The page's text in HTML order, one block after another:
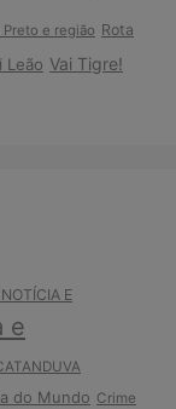
Preto e região Rota
Leão Vai Tigre!
E
e
do Mundo Crime